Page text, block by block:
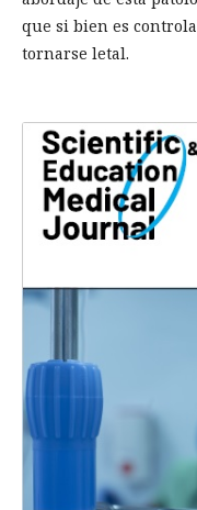
que si bien es
tornarse letal.